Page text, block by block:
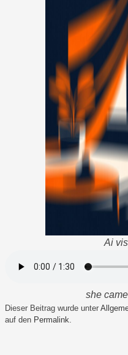
Ai
she
Dieser Beitrag wurde unter
auf den Permalink.